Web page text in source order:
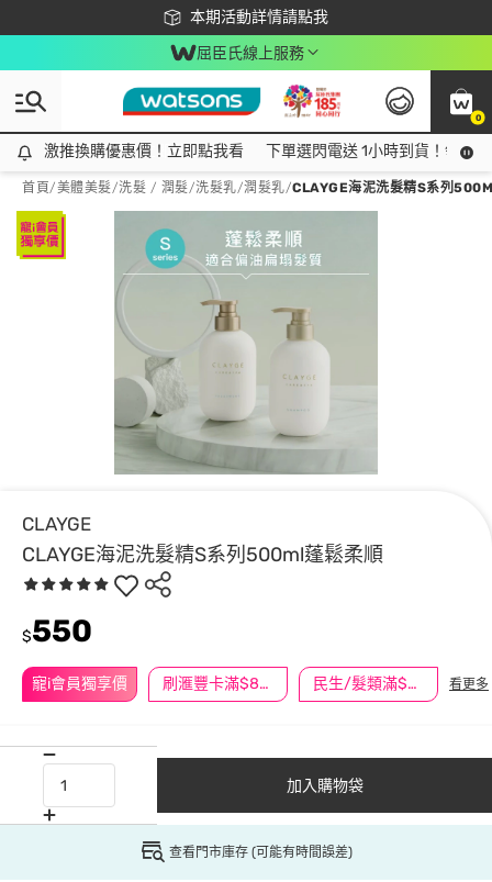
本期活動詳情請點我
下載app最高回饋$350
屈臣氏線上服務
0
激推換購優惠價！立即點我看
激推換購優惠價！立即點我看 下單選閃電送 1小時到貨！領神
首頁/美體美髮/洗髮 / 潤髮/洗髮乳/潤髮乳/CLAYGE海泥洗髮精S系列
CLAYGE
CLAYGE海泥洗髮精S系列500ml蓬鬆柔順
寵i會員獨享價 刷滙豐卡滿$888送3萬點 民生/髮類滿$388送舒潔冰巾 看更多
$550
加入購物袋
查看門市庫存 (可能有時間誤差)